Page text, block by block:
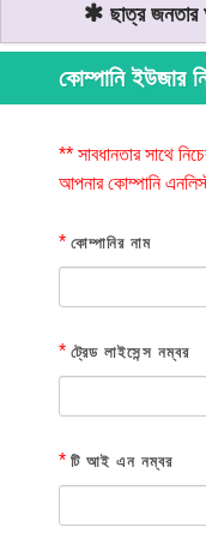
ছাত্র জনতার
কোম্পানি ইউজার
** সাবধানতার সাথে
আপনার কোম্পানি
* কোম্পানির নাম
* ট্রেড লাইসেন্স নম্বর
* টি আই এন নম্বর